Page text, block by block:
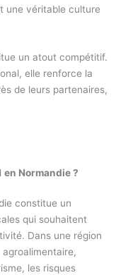
une véritable culture
un atout compétitif.
elle renforce la
de leurs partenaires,
Normandie ?
constitue un
qui souhaitent
Dans une région
les risques